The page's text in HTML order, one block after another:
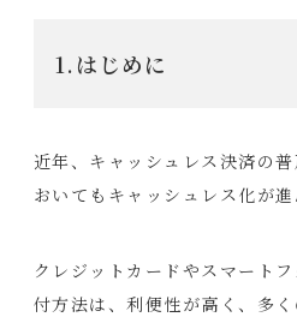
1.はじめに
近年、キャッシュレス決済の
おいてもキャッシュレス化が進
クレジットカードやスマート
付方法は、利便性が高く、多